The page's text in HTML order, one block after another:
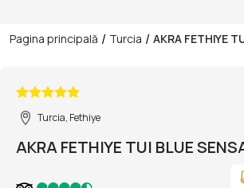
Pagina principală / Turcia / AKRA FETHIYE
Turcia, Fethiye
AKRA FETHIYE TUI BLUE